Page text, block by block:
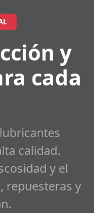
y
cada
calidad.
y el
repuesteras y